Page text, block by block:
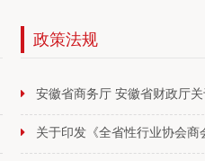
政策法规
安徽省商务厅 安徽省财政厅
关于印发《全省性行业协会商